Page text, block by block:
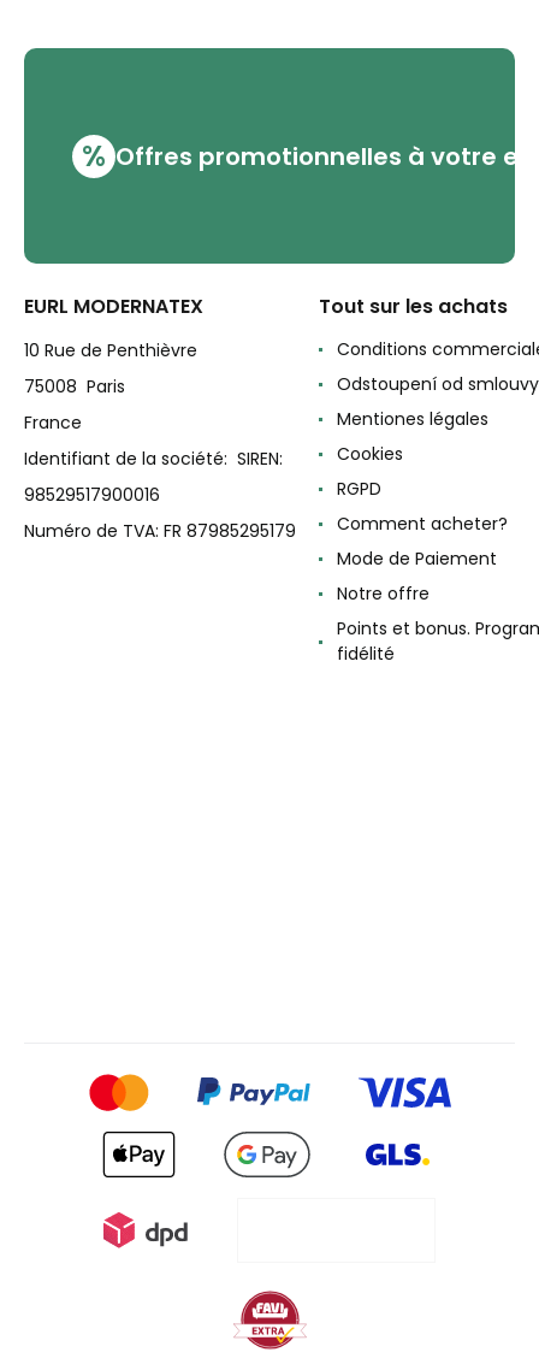
% Offres promotionnelles à votre
EURL MODERNATEX
10 Rue de Penthièvre
75008 Paris
France
Identifiant de la société: SIREN:
98529517900016
Numéro de TVA: FR 87985295179
Tout sur les achats
Conditions
Odstoupení od smlouvy
Mentiones légales
Cookies
RGPD
Comment acheter?
Mode de Paiement
Notre offre
Points et bonus.
fidélité